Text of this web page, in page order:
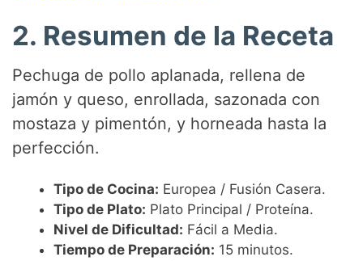
e
2. Resumen de la Receta
Pechuga de pollo aplanada, rellena de
jamón y queso, enrollada, sazonada con
mostaza y pimentón, y horneada hasta la
perfección.
Tipo de Cocina: Europea / Fusión Casera.
Tipo de Plato: Plato Principal / Proteína.
Nivel de Dificultad: Fácil a Media.
Tiempo de Preparación: 15 minutos.